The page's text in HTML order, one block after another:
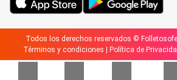
Todos los derechos reservados ©
Términos y condiciones
Política de